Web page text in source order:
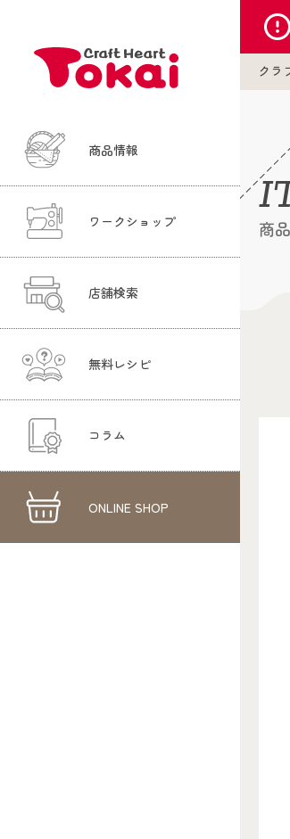
商品情報
ワークショップ
店舗検索
無料レシピ
コラム
ONLINE SHOP
クラ
商